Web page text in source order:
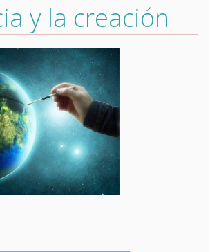
y la creación